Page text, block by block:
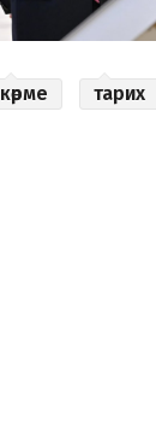
көрме тарих